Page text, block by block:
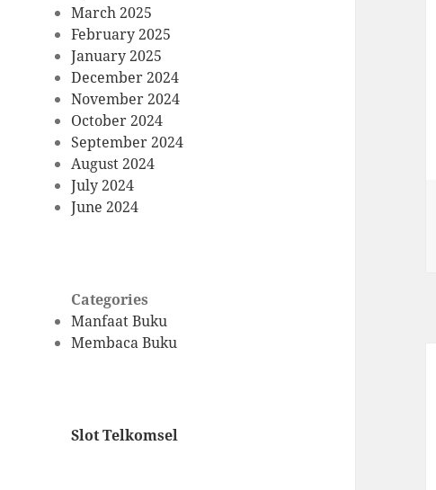
March 2025
February 2025
January 2025
December 2024
November 2024
October 2024
September 2024
August 2024
July 2024
June 2024
Categories
Manfaat Buku
Membaca Buku
Slot Telkomsel